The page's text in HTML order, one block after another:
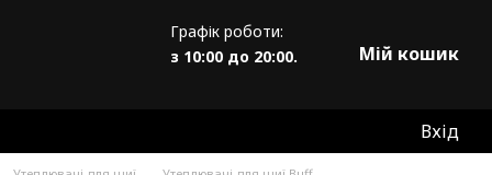
Графік роботи:
з 10:00 до 20:00.
Мій кошик
Вхід